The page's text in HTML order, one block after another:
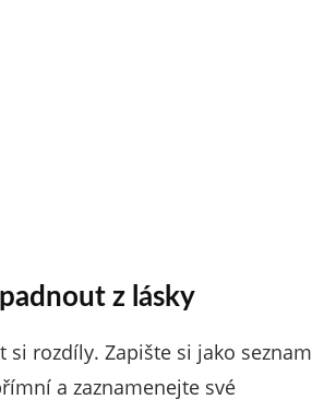
z lásky
rozdíly. Zapište si jako seznam
a zaznamenejte své